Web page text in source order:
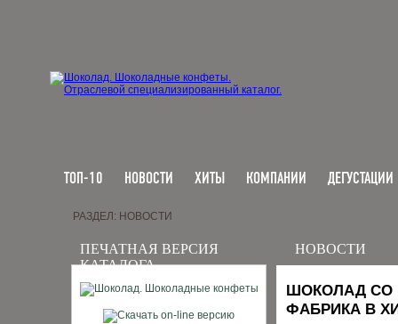
ТОП-10 НОВОСТИ ХИТЫ КОМПАНИИ ДЕГУСТАЦИИ
ПЕЧАТНАЯ ВЕРСИЯ
КАТАЛОГА
РАЗДЕЛ: НОВОСТИ
НОВОСТИ
ШОКОЛАД СО
ФАБРИКА В